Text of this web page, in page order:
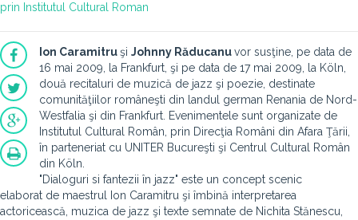
prin Institutul Cultural Roman
Ion Caramitruşi Johnny Răducanuvor susţine, pe data de
16 mai 2009, la Frankfurt, şi pe data de 17 mai 2009, la Köln,
două recitaluri de muzică de jazz şi poezie, destinate
comunităţiilor româneşti din landul german Renania de Nord-
Westfalia şi din Frankfurt. Evenimentele sunt organizate de
Institutul Cultural Român, prin Direcţia Români din Afara Ţării,
în parteneriat cu UNITER Bucureşti şi Centrul Cultural Român
din Köln.
"Dialoguri si fantezii în jazz" este un concept scenic
elaborat de maestrul Ion Caramitru şi îmbină interpretarea
actoricească, muzica de jazz şi texte semnate de Nichita Stănescu,